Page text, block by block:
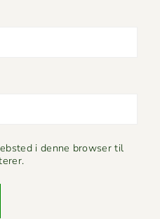
i denne browser til